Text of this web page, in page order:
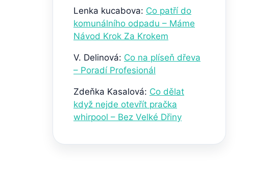
Lenka kucabova: Co patří do
komunálního odpadu – Máme
Návod Krok Za Krokem
V. Delinová: Co na plíseň dřeva
– Poradí Profesionál
Zdeňka Kasalová: Co dělat
když nejde otevřít pračka
whirpool – Bez Velké Dřiny